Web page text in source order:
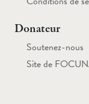
Donateur
Soutenez-nous
Site de